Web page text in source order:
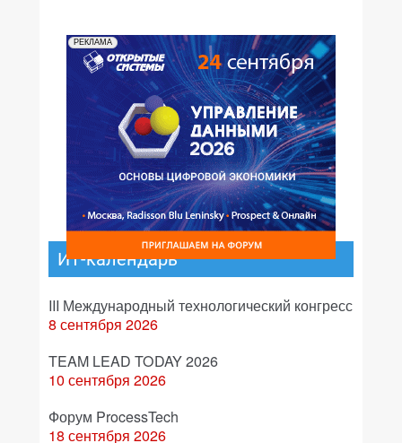
РЕКЛАМА
ИТ-календарь
III Международный технологический конгресс
8 сентября 2026
TEAM LEAD TODAY 2026
10 сентября 2026
Форум ProcessTech
18 сентября 2026